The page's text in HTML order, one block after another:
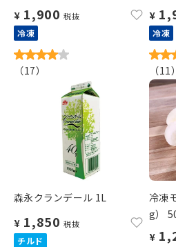
¥ 1,900 税抜
冷凍
（17）
¥
冷凍
（11）
森永クランデール 1L
¥ 1,850 税抜
チルド
冷凍
g）
¥